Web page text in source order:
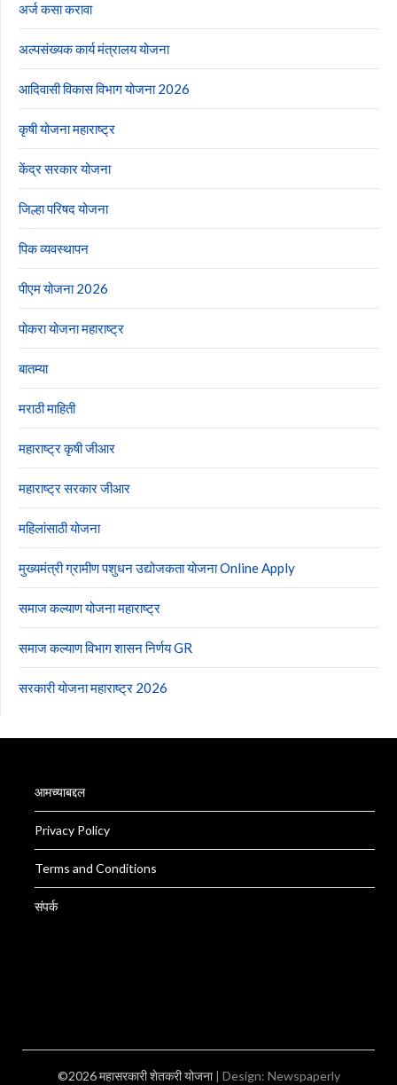
अर्ज कसा करावा
अल्पसंख्यक कार्य मंत्रालय योजना
आदिवासी विकास विभाग योजना 2026
कृषी योजना महाराष्ट्र
केंद्र सरकार योजना
जिल्हा परिषद योजना
पिक व्यवस्थापन
पीएम योजना 2026
पोकरा योजना महाराष्ट्र
बातम्या
मराठी माहिती
महाराष्ट्र कृषी जीआर
महाराष्ट्र सरकार जीआर
महिलांसाठी योजना
मुख्यमंत्री ग्रामीण पशुधन उद्योजकता योजना Online Apply
समाज कल्याण योजना महाराष्ट्र
समाज कल्याण विभाग शासन निर्णय GR
सरकारी योजना महाराष्ट्र 2026
आमच्याबद्दल
Privacy Policy
Terms and Conditions
संपर्क
©2026 महासरकारी शेतकरी योजना| Design: Newspaperly